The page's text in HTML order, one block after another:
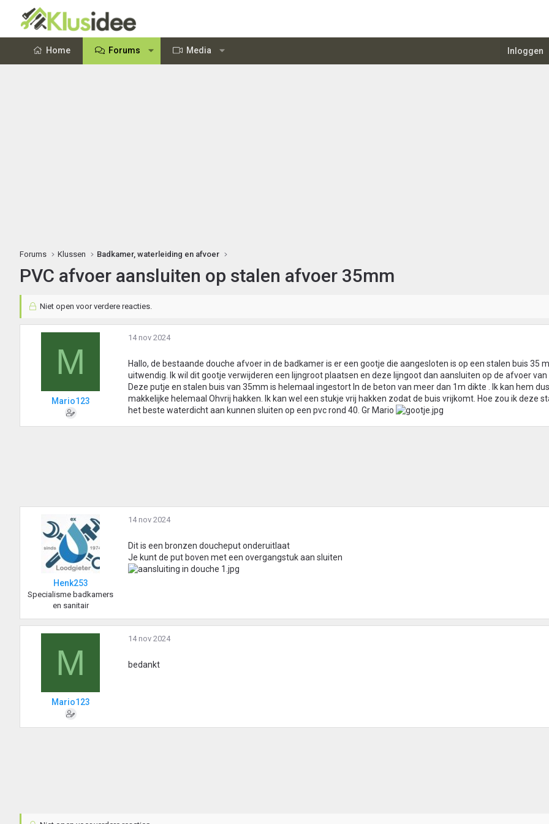
Home Forums Media Inloggen
Forums Klussen Badkamer, waterleiding en afvoer
PVC afvoer aansluiten op stalen afvoer 35mm
Niet open voor verdere reacties.
M
Mario123
14 nov 2024
Hallo, de bestaande douche afvoer in de badkamer is er een gootje die aangesloten is op een stalen buis 35
uitwendig. Ik wil dit gootje verwijderen een lijngroot plaatsen en deze lijngoot dan aansluiten op de afvoer
Deze putje en stalen buis van 35mm is helemaal ingestort In de beton van meer dan 1m dikte . Ik kan hem
makkelijke helemaal Ohvrij hakken. Ik kan wel een stukje vrij hakken zodat de buis vrijkomt. Hoe zou ik deze
het beste waterdicht aan kunnen sluiten op een pvc rond 40. Gr Mario
Henk253
Specialisme badkamers
en sanitair
14 nov 2024
Dit is een bronzen doucheput onderuitlaat
Je kunt de put boven met een overgangstuk aan sluiten
M
Mario123
14 nov 2024
bedankt